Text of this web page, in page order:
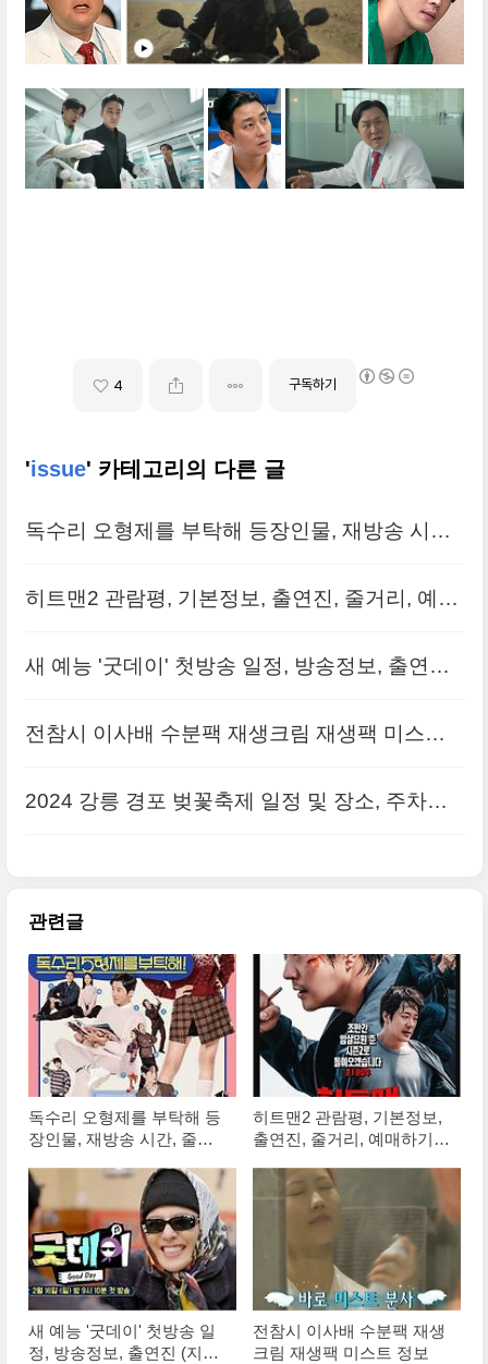
4 구독하기
'issue' 카테고리의 다른 글
독수리 오형제를 부탁해 등장인물, 재방송 시간,
히트맨2 관람평, 기본정보, 출연진, 줄거리, 예매
새 예능 '굿데이' 첫방송 일정, 방송정보, 출연진
전참시 이사배 수분팩 재생크림 재생팩 미스트
2024 강릉 경포 벚꽃축제 일정 및 장소, 주차장
관련글
독수리 오형제를 부탁해 등
장인물, 재방송 시간, 줄거
히트맨2 관람평, 기본정보,
출연진, 줄거리, 예매하기
새 예능 '굿데이' 첫방송 일
정, 방송정보, 출연진 (지드
전참시 이사배 수분팩 재생
크림 재생팩 미스트 정보